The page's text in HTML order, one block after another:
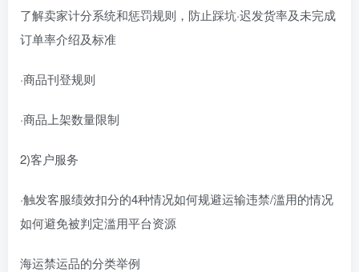
了解卖家计分系统和惩罚规则，防止踩坑·迟发货率及未完成
订单率介绍及标准
·商品刊登规则
·商品上架数量限制
2)客户服务
·触发客服绩效扣分的4种情况如何规避运输违禁/滥用的情况
如何避免被判定滥用平台资源
海运禁运品的分类举例